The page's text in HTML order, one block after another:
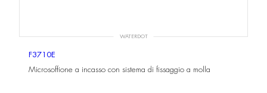
WATERDOT
F3710E
Microsoffione a incasso con sistema di fissaggio a molla